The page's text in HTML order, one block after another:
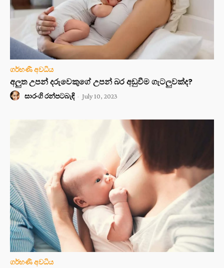
ගර්භණී අවධිය
අලුත උපන් දරුවෙකුගේ උපන් බර අඩුවීම ගැටලුවක්ද?
සාරංගි රන්පටබැඳි - July 10, 2023
ගර්භණී අවධිය